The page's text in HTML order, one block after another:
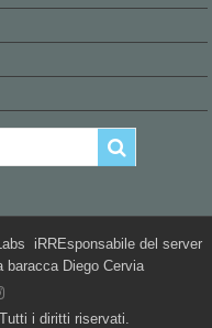
iRREsponsabile del server
Diego Cervia
i diritti riservati.